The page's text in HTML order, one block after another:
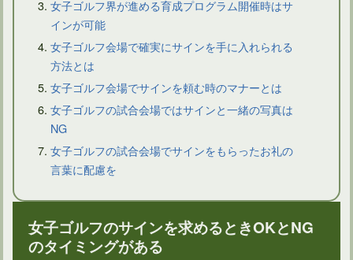
ゴルフの服装マナーでスキニーパンツの着用は大丈夫なのか
女子ゴルフ界が進める育成プログラム開催時はサ
インが可能
女子ゴルフ会場で確実にサインを手に入れられる
方法とは
女子ゴルフ会場でサインを頼む時のマナーとは
女子ゴルフの試合会場ではサインと一緒の写真は
NG
女子ゴルフの試合会場でサインをもらったお礼の
言葉に配慮を
女子ゴルフのサインを求めるときOKとNG
のタイミングがある